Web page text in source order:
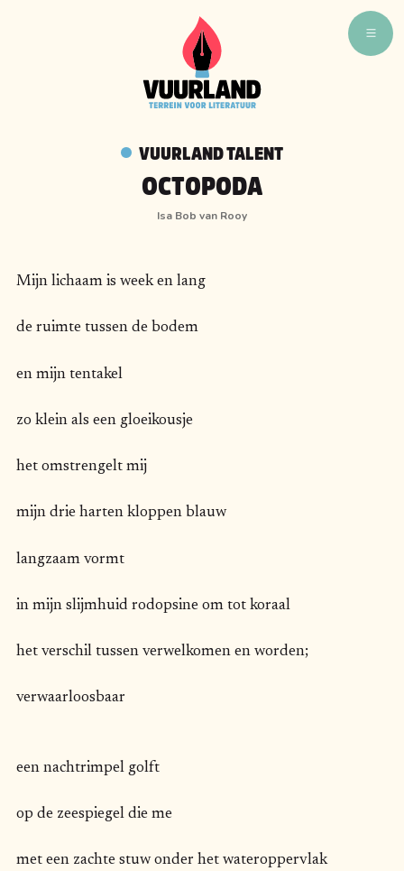
WAT ZIJN WIJ
VUURLAND TALENT
VUURLAND LEEST
VUURLAND TALENT
OCTOPODA
Isa Bob van Rooy
Mijn lichaam is week en lang
de ruimte tussen de bodem
en mijn tentakel
zo klein als een gloeikousje
het omstrengelt mij
mijn drie harten kloppen blauw
langzaam vormt
in mijn slijmhuid rodopsine om tot koraal
het verschil tussen verwelkomen en worden;
verwaarloosbaar
een nachtrimpel golft
op de zeespiegel die me
met een zachte stuw onder het wateroppervlak